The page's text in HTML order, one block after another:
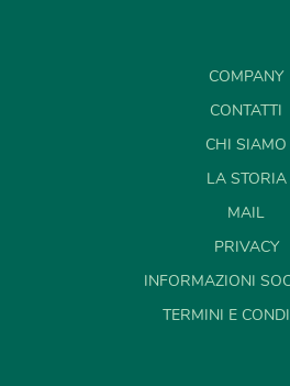
COMPANY
CONTATTI
CHI SIAMO
LA STORIA
MAIL
PRIVACY
INFORMAZIONI
TERMINI E